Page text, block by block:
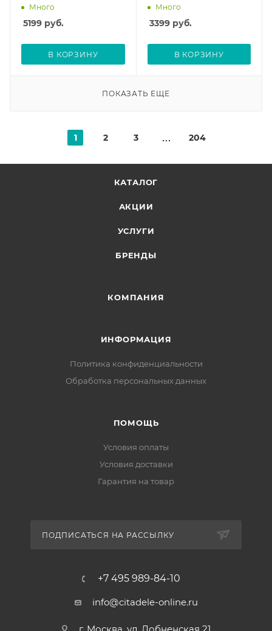
механическим
терморегулятором
Много
5199 руб.
В КОРЗИНУ
терморегулятора
Много
3399руб.
В КОРЗИНУ
ПОКАЗАТЬ ЕЩЕ
1 2 3 204
КАТАЛОГ
АКЦИИ
УСЛУГИ
БРЕНДЫ
КОМПАНИЯ
ИНФОРМАЦИЯ
Политика конфиденциальности
Обработка персональных данных
ПОМОЩЬ
Условия оплаты
Условия доставки
Гарантия на товар
ПОДПИСАТЬСЯ НА РАССЫЛКУ
+7 495 989-84-10
info@citadele-online.ru